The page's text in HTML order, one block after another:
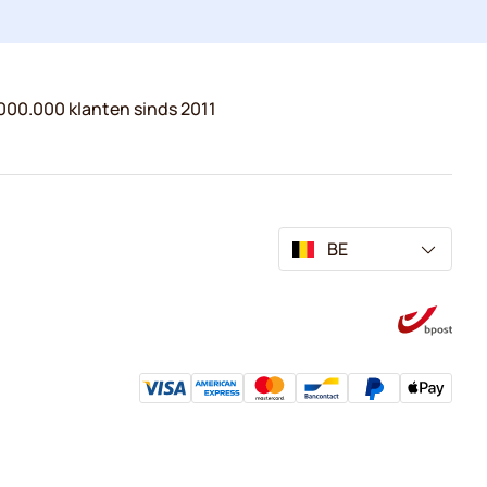
klanten sinds 2011
BE